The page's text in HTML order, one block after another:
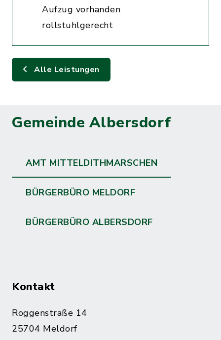
Aufzug vorhanden
rollstuhlgerecht
Alle Leistungen
Gemeinde Albersdorf
AMT MITTELDITHMARSCHEN
BÜRGERBÜRO MELDORF
BÜRGERBÜRO ALBERSDORF
Kontakt
Roggenstraße 14
25704 Meldorf